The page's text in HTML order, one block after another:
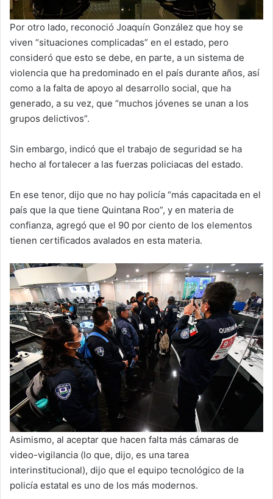
Por otro lado, reconoció Joaquín González que hoy se
viven “situaciones complicadas” en el estado, pero
consideró que esto se debe, en parte, a un sistema de
violencia que ha predominado en el país durante años, así
como a la falta de apoyo al desarrollo social, que ha
generado, a su vez, que “muchos jóvenes se unan a los
grupos delictivos”.
Sin embargo, indicó que el trabajo de seguridad se ha
hecho al fortalecer a las fuerzas policiacas del estado.
En ese tenor, dijo que no hay policía “más capacitada en el
país que la que tiene Quintana Roo”, y en materia de
confianza, agregó que el 90 por ciento de los elementos
tienen certificados avalados en esta materia.
Asimismo, al aceptar que hacen falta más cámaras de
video-vigilancia (lo que, dijo, es una tarea
interinstitucional), dijo que el equipo tecnológico de la
policía estatal es uno de los más modernos.